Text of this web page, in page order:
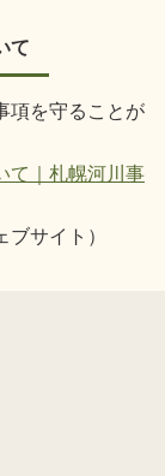
て
項を守ることが
て｜札幌河川事
サイト）